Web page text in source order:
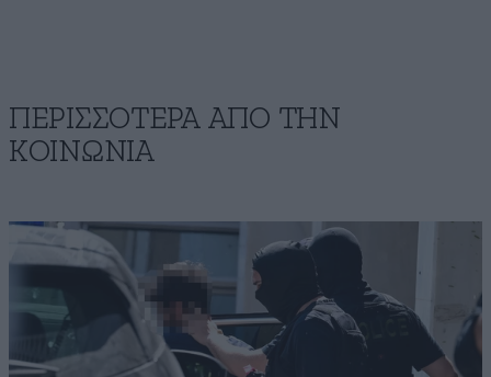
ΠΕΡΙΣΣΟΤΕΡΑ ΑΠΟ ΤΗΝ
ΚΟΙΝΩΝΙΑ